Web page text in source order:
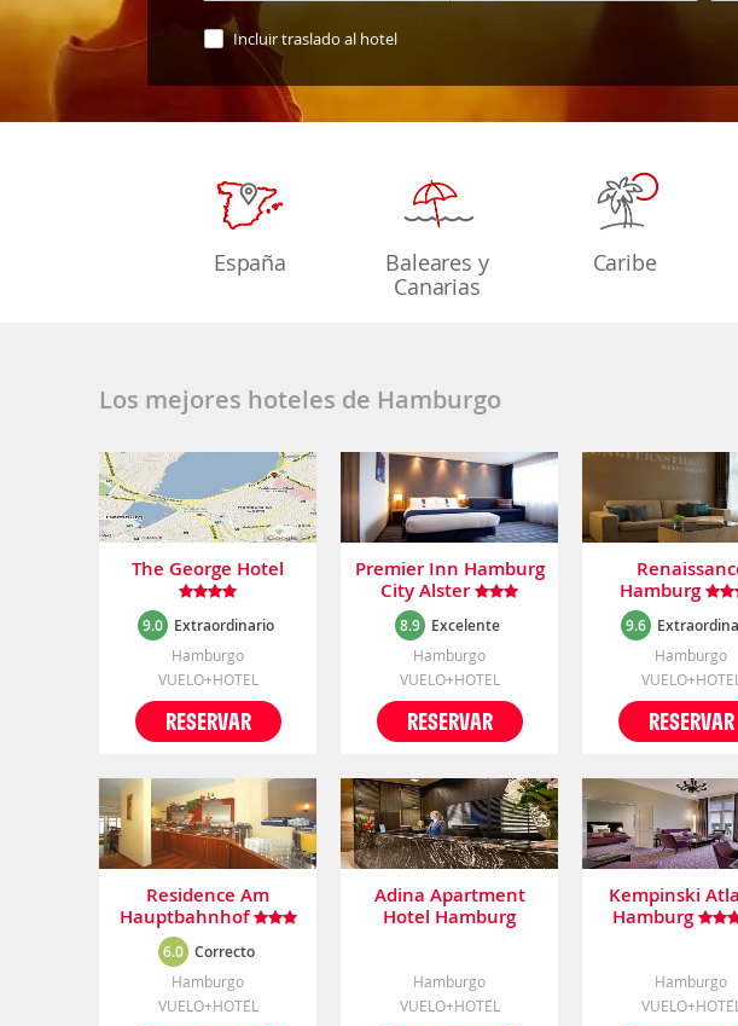
Incluir traslado al hotel
España
Baleares y
Canarias
Caribe
Los mejores hoteles de Hamburgo
The George Hotel
9.0 Extraordinario
Hamburgo
VUELO+HOTEL
RESERVAR
Premier Inn Hamburg
City Alster
8.9 Excelente
Hamburgo
VUELO+HOTEL
RESERVAR
Hamburg
9.6
Hamburgo
VUELO+HOTEL
RESERVAR
Residence Am
Hauptbahnhof
6.0 Correcto
Hamburgo
VUELO+HOTEL
Adina Apartment
Hotel Hamburg
Hamburgo
VUELO+HOTEL
Kempinski
Hamburg
Hamburgo
VUELO+HOTEL